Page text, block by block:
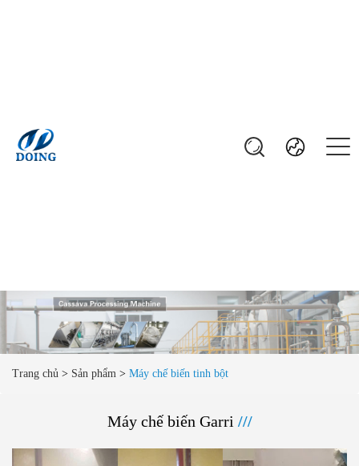
Trang chủ > Sản phẩm > Máy chế biến tinh bột
Máy chế biến Garri ///